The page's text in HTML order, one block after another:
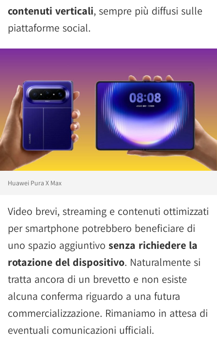
contenuti verticali, sempre più diffusi sulle
piattaforme social.
Huawei Pura X Max
Video brevi, streaming e contenuti ottimizzati
per smartphone potrebbero beneficiare di
uno spazio aggiuntivo senza richiedere la
rotazione del dispositivo. Naturalmente si
tratta ancora di un brevetto e non esiste
alcuna conferma riguardo a una futura
commercializzazione. Rimaniamo in attesa di
eventuali comunicazioni ufficiali.